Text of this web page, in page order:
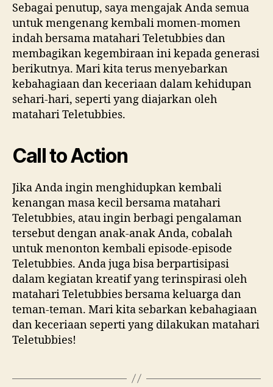
Sebagai penutup, saya mengajak Anda semua
untuk mengenang kembali momen-momen
indah bersama matahari Teletubbies dan
membagikan kegembiraan ini kepada generasi
berikutnya. Mari kita terus menyebarkan
kebahagiaan dan keceriaan dalam kehidupan
sehari-hari, seperti yang diajarkan oleh
matahari Teletubbies.
Call to Action
Jika Anda ingin menghidupkan kembali
kenangan masa kecil bersama matahari
Teletubbies, atau ingin berbagi pengalaman
tersebut dengan anak-anak Anda, cobalah
untuk menonton kembali episode-episode
Teletubbies. Anda juga bisa berpartisipasi
dalam kegiatan kreatif yang terinspirasi oleh
matahari Teletubbies bersama keluarga dan
teman-teman. Mari kita sebarkan kebahagiaan
dan keceriaan seperti yang dilakukan matahari
Teletubbies!